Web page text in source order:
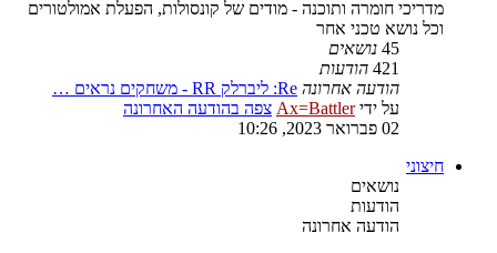
מדריכי חומרה ותוכנה - מודים של קונסולות, הפעלת אמולטורים
וכל נושא טכני אחר
45 נושאים
421 הודעות
הודעה אחרונה Re: ליברלק RR - משחקים נראים …
על ידיAx=Battler צפה בהודעה האחרונה
02 פברואר 2023, 10:26
חיצוני
נושאים
הודעות
הודעה אחרונה